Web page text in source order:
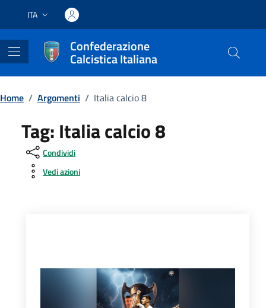
Lingua attiva:
ITA
Confederazione
Calcistica Italiana
Home / Argomenti / Italia calcio 8
Tag: Italia calcio 8
Condividi
Vedi azioni